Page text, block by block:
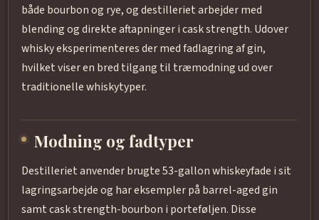
både bourbon og rye, og destilleriet arbejder med
blending og direkte aftapninger i cask strength. Udover
whisky eksperimenteres der med fadlagring af gin,
hvilket viser en bred tilgang til træmodning ud over
traditionelle whiskytyper.
Modning og fadtyper
Destilleriet anvender brugte 53-gallon whiskeyfade i sit
lagringsarbejde og har eksempler på barrel-aged gin
samt cask strength-bourbon i porteføljen. Disse